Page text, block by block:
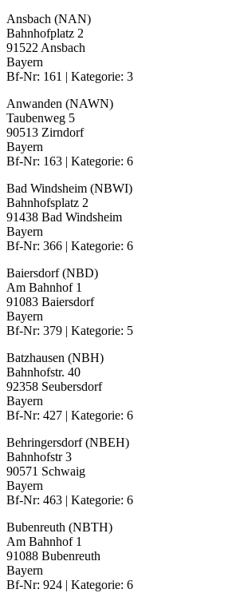
Ansbach (NAN)
Bahnhofplatz 2
91522 Ansbach
Bayern
Bf-Nr: 161 | Kategorie: 3
Anwanden (NAWN)
Taubenweg 5
90513 Zirndorf
Bayern
Bf-Nr: 163 | Kategorie: 6
Bad Windsheim (NBWI)
Bahnhofsplatz 2
91438 Bad Windsheim
Bayern
Bf-Nr: 366 | Kategorie: 6
Baiersdorf (NBD)
Am Bahnhof 1
91083 Baiersdorf
Bayern
Bf-Nr: 379 | Kategorie: 5
Batzhausen (NBH)
Bahnhofstr. 40
92358 Seubersdorf
Bayern
Bf-Nr: 427 | Kategorie: 6
Behringersdorf (NBEH)
Bahnhofstr 3
90571 Schwaig
Bayern
Bf-Nr: 463 | Kategorie: 6
Bubenreuth (NBTH)
Am Bahnhof 1
91088 Bubenreuth
Bayern
Bf-Nr: 924 | Kategorie: 6